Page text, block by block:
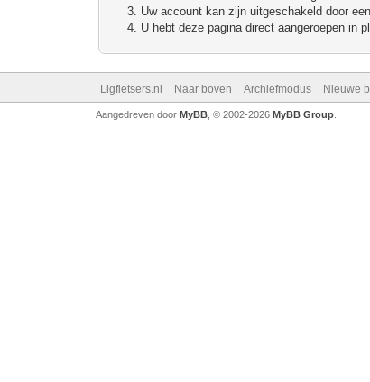
Uw account kan zijn uitgeschakeld door
U hebt deze pagina direct aangeroepen in
Ligfietsers.nl Naar boven Archiefmodus Nieuwe
Aangedreven door MyBB, © 2002-2026 MyBB Group.